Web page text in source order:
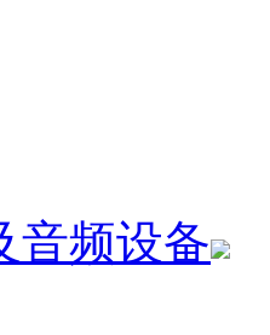
音频设备